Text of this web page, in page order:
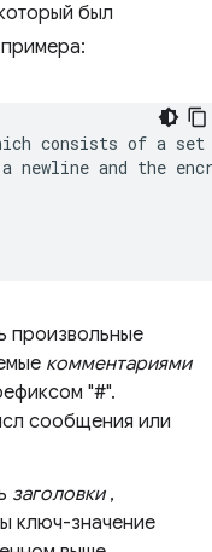
был
consists of a
and the
произвольные
комментариями
"#".
сообщения или
заголовки,
ключ-значение